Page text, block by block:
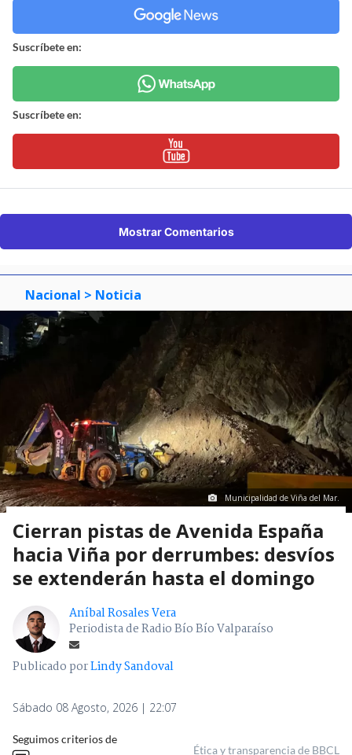
Suscríbete en:
Suscríbete en:
Mostrar Comentarios
Nacional > Noticia
Municipalidad de Viña del Mar.
Cierran pistas de Avenida España
hacia Viña por derrumbes: desvíos
se extenderán hasta el domingo
Aníbal Rosales Vera
Periodista de Radio Bío Bío Valparaíso
Publicado porLindy Sandoval
Sábado 08 Agosto, 2026 | 22:07
Seguimos criterios de
Ética y transparencia de BBCL